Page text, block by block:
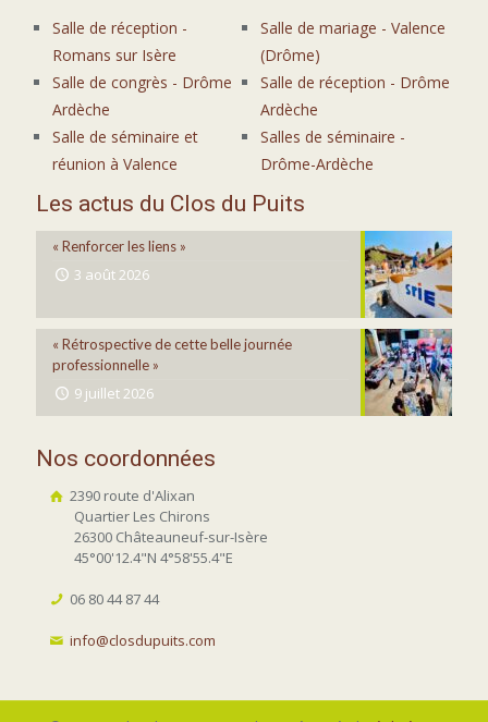
Salle de réception -
Romans sur Isère
Salle de congrès - Drôme
Ardèche
Salle de séminaire et
réunion à Valence
Salle de mariage - Valence
(Drôme)
Salle de réception - Drôme
Ardèche
Salles de séminaire -
Drôme-Ardèche
Les actus du Clos du Puits
« Renforcer les liens »
3 août 2026
« Rétrospective de cette belle journée
professionnelle »
9 juillet 2026
Nos coordonnées
2390 route d'Alixan
Quartier Les Chirons
26300 Châteauneuf-sur-Isère
45°00'12.4"N 4°58'55.4"E
06 80 44 87 44
info@closdupuits.com